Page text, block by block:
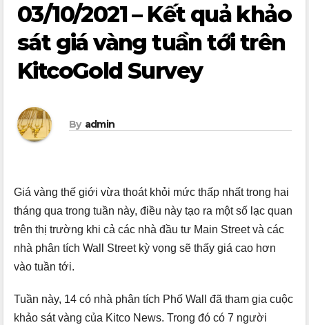
03/10/2021 – Kết quả khảo
sát giá vàng tuần tới trên
KitcoGold Survey
By admin
Giá vàng thế giới vừa thoát khỏi mức thấp nhất trong hai
tháng qua trong tuần này, điều này tạo ra một số lạc quan
trên thị trường khi cả các nhà đầu tư Main Street và các
nhà phân tích Wall Street kỳ vọng sẽ thấy giá cao hơn
vào tuần tới.
Tuần này, 14 có nhà phân tích Phố Wall đã tham gia cuộc
khảo sát vàng của Kitco News. Trong đó có 7 người